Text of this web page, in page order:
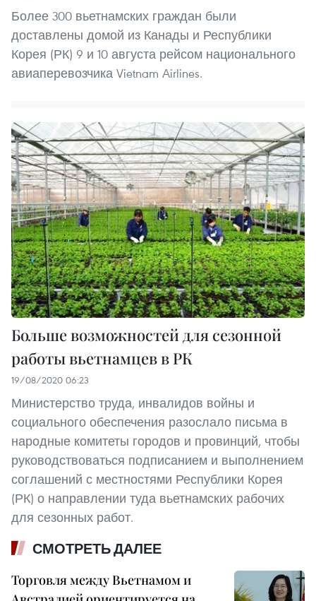
Более 300 вьетнамских граждан были
доставлены домой из Канады и Республики
Корея (РК) 9 и 10 августа рейсом национального
авиаперевозчика Vietnam Airlines.
Больше возможностей для сезонной
работы вьетнамцев в РК
19/08/2020 06:23
Министерство труда, инвалидов войны и
социального обеспечения разослало письма в
народные комитеты городов и провинций, чтобы
руководствоваться подписанием и выполнением
соглашений с местностями Республики Корея
(РК) о направлении туда вьетнамских рабочих
для сезонных работ.
СМОТРЕТЬ ДАЛЕЕ
Торговля между Вьетнамом и